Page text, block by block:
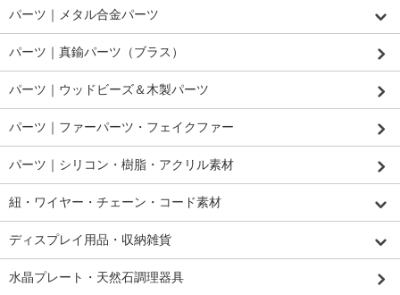
パーツ｜メタル合金パーツ
パーツ｜真鍮パーツ（ブラス）
パーツ｜ウッドビーズ＆木製パーツ
パーツ｜ファーパーツ・フェイクファー
パーツ｜シリコン・樹脂・アクリル素材
紐・ワイヤー・チェーン・コード素材
ディスプレイ用品・収納雑貨
水晶プレート・天然石調理器具